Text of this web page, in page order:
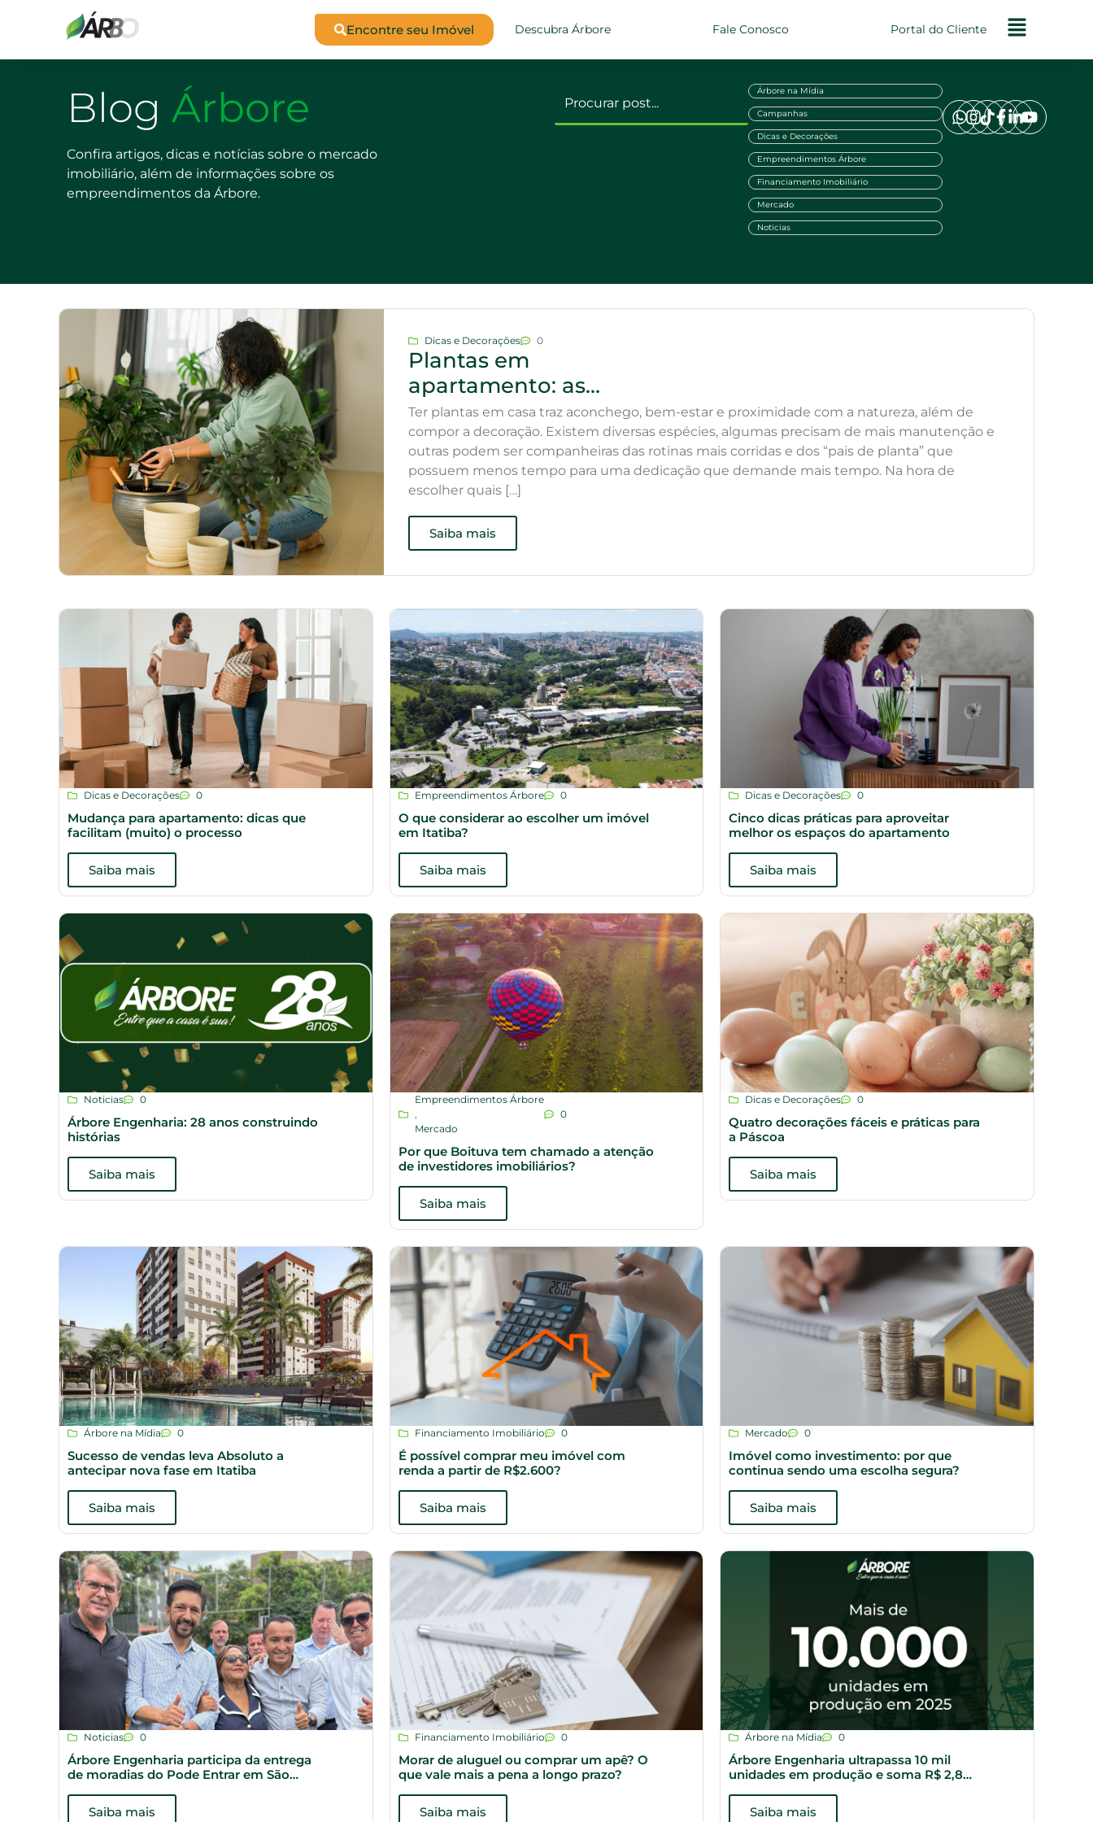
Encontre seu Imóvel Descubra Árbore Fale Conosco Portal do Cliente
Blog Árbore
Confira artigos, dicas e notícias sobre o mercado
imobiliário, além de informações sobre os
empreendimentos da Árbore.
Árbore na Mídia
Campanhas
Dicas e Decorações
Empreendimentos Árbore
Financiamento Imobiliário
Mercado
Noticias
Dicas e Decorações 0
Plantas em
apartamento: as
melhores opções para
quem não tem tempo
Ter plantas em casa traz aconchego, bem-estar e proximidade com a natureza, além de
compor a decoração. Existem diversas espécies, algumas precisam de mais manutenção e
outras podem ser companheiras das rotinas mais corridas e dos “pais de planta” que
possuem menos tempo para uma dedicação que demande mais tempo. Na hora de
escolher quais […]
Saiba mais
Dicas e Decorações 0
Mudança para apartamento: dicas que
facilitam (muito) o processo
Saiba mais
Empreendimentos Árbore 0
O que considerar ao escolher um imóvel
em Itatiba?
Saiba mais
Dicas e Decorações 0
Cinco dicas práticas para aproveitar
melhor os espaços do apartamento
Saiba mais
Noticias 0
Árbore Engenharia: 28 anos construindo
histórias
Saiba mais
Empreendimentos Árbore
,
Mercado
0
Por que Boituva tem chamado a atenção
de investidores imobiliários?
Saiba mais
Dicas e Decorações 0
Quatro decorações fáceis e práticas para
a Páscoa
Saiba mais
Árbore na Mídia 0
Sucesso de vendas leva Absoluto a
antecipar nova fase em Itatiba
Saiba mais
Financiamento Imobiliário 0
É possível comprar meu imóvel com
renda a partir de R$2.600?
Saiba mais
Mercado 0
Imóvel como investimento: por que
continua sendo uma escolha segura?
Saiba mais
Noticias 0
Árbore Engenharia participa da entrega
de moradias do Pode Entrar em São
Saiba mais
Financiamento Imobiliário 0
Morar de aluguel ou comprar um apê? O
que vale mais a pena a longo prazo?
Saiba mais
Árbore na Mídia 0
Árbore Engenharia ultrapassa 10 mil
unidades em produção e soma R$ 2,8
Saiba mais